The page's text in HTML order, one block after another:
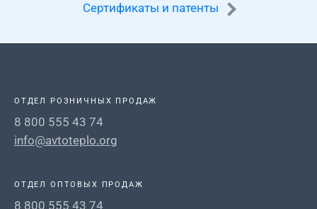
Сертификаты и патенты
ОТДЕЛ РОЗНИЧНЫХ ПРОДАЖ
8 800 555 43 74
info@avtoteplo.org
ОТДЕЛ ОПТОВЫХ ПРОДАЖ
8 800 555 43 74